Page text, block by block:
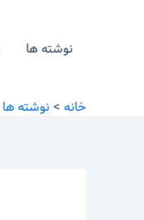
نوشته ها
خانه نوشته ها